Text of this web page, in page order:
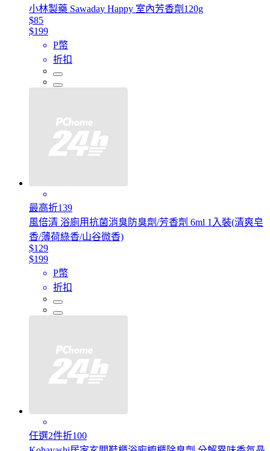
小林製藥 Sawaday Happy 室內芳香劑120g
$85
$199
P幣
折扣
最高折139
風倍清 浴廁用抗菌消臭防臭劑/芳香劑 6ml 1入裝(清爽皂
香/薄荷綠香/山谷微香)
$129
$199
P幣
折扣
任選2件折100